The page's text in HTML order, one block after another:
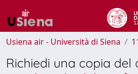
Usiena air - Università di Siena
Richiedi una copia del